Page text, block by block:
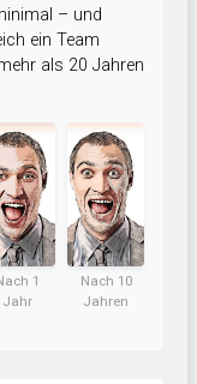
– und
ein Team
als 20 Jahren
1
Jahr
Nach 10
Jahren